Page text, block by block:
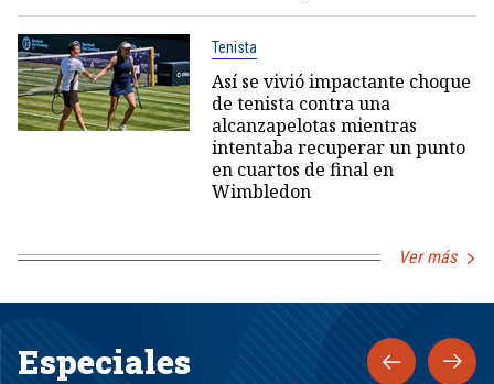
Tenista
Así se vivió impactante choque
de tenista contra una
alcanzapelotas mientras
intentaba recuperar un punto
en cuartos de final en
Wimbledon
Ver más
Especiales